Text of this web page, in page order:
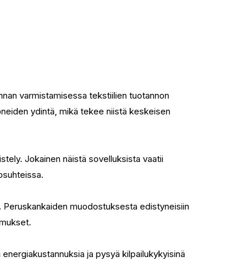
varmistamisessa tekstiilien tuotannon
ydintä, mikä tekee niistä keskeisen
Jokainen näistä sovelluksista vaatii
muodostuksesta edistyneisiin
ja pysyä kilpailukykyisinä